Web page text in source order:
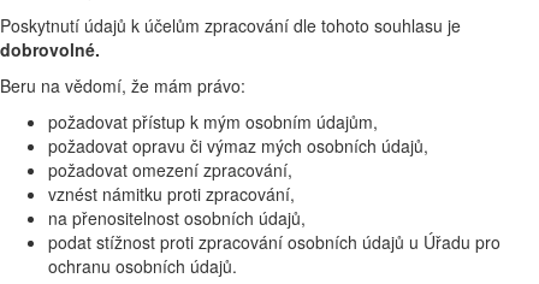
Poskytnutí údajů k účelům zpracování dle tohoto souhlasu je
dobrovolné.
Beru na vědomí, že mám právo:
požadovat přístup k mým osobním údajům,
požadovat opravu či výmaz mých osobních údajů,
požadovat omezení zpracování,
vznést námitku proti zpracování,
na přenositelnost osobních údajů,
podat stížnost proti zpracování osobních údajů u Úřadu pro
ochranu osobních údajů.